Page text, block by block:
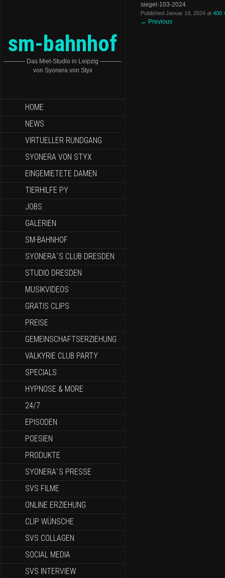
sm-bahnhof
———– Das Miet-Studio in Leipzig ———–
von Syonera von Styx
HOME
NEWS
VIRTUELLER RUNDGANG
SYONERA VON STYX
EINGEMIETETE DAMEN
TIERHILFE PY
JOBS
GALERIEN
SM-BAHNHOF
SYONERA`S CLUB DRESDEN
STUDIO DRESDEN
MUSIKVIDEOS
GRATIS CLIPS
PREISE
GEMEINSCHAFTSERZIEHUNG
VALKYRIE CLUB PARTY
SPECIALS
HYPNOSE & MORE
24/7
EPISODEN
POESIEN
PRODUKTE
SYONERA`S PRESSE
SVS FILME
ONLINE ERZIEHUNG
CLIP WÜNSCHE
SVS COLLAGEN
SOCIAL MEDIA
SVS INTERVIEW
siegel-103-2024
Published Januar 19, 2024 at 400
← Previous